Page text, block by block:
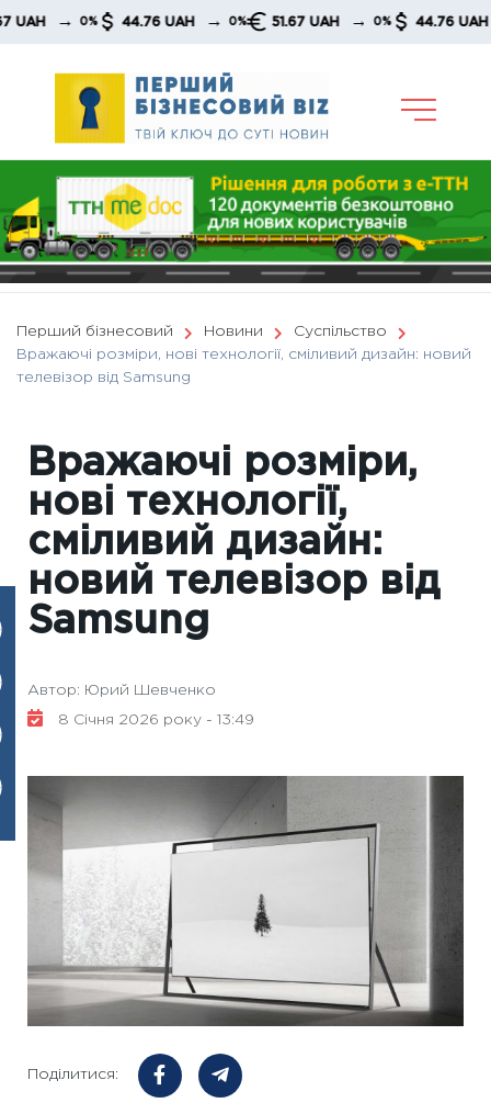
Skip
0% 44.76 UAH → 0% 51.67 UAH → 0% 44.76 UAH → 0%
Перший бізнесовий Новини
Суспільство
Вражаючі розміри, нові технології, сміливий дизайн: новий
телевізор від Samsung
Вражаючі розміри,
нові технології,
сміливий дизайн:
новий телевізор від
Samsung
Автор: Юрий Шевченко
8 Січня 2026 року - 13:49
Поділитися: